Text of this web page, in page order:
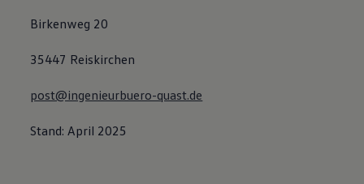
Birkenweg 20
35447 Reiskirchen
post@ingenieurbuero-quast.de
Stand: April 2025